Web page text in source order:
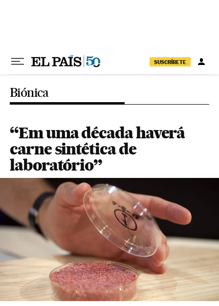
SUSCRÍBETE
Biónica
“Em uma década haverá
carne sintética de
laboratório”